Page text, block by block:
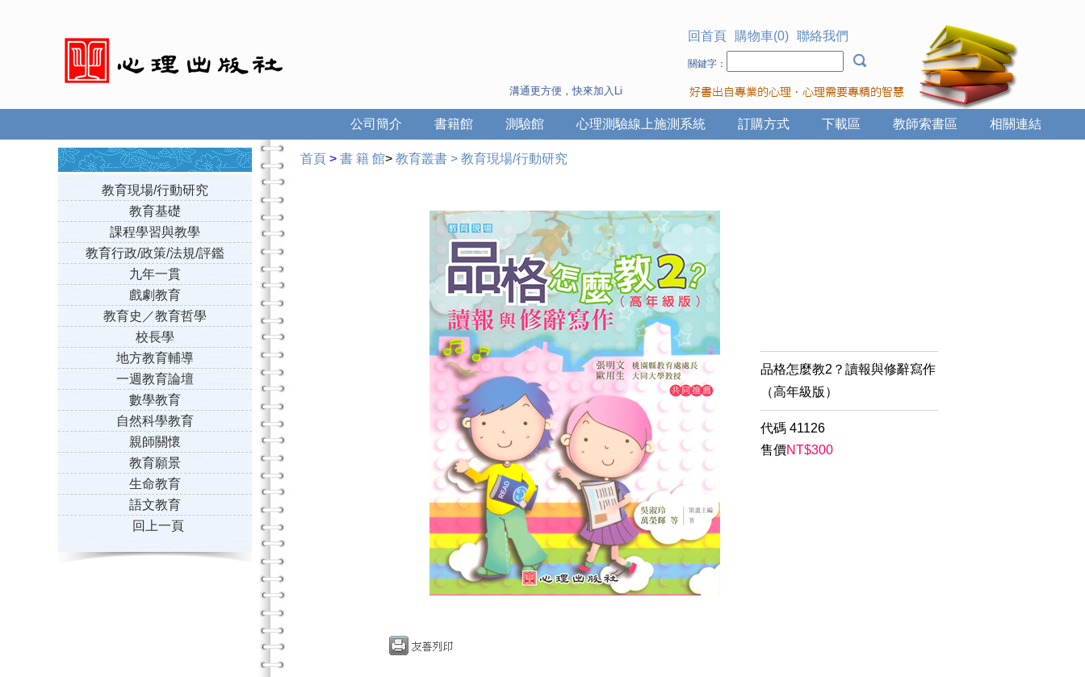
溝通更方便，快來加入Line 與 Wechat ~
回首頁 購物車(0) 聯絡我們
關鍵字：
相關連結
教師索書區
下載區
訂購方式
心理測驗線上施測系統
測驗館
書籍館
公司簡介
教育現場/行動研究
教育基礎
課程學習與教學
教育行政/政策/法規/評鑑
九年一貫
戲劇教育
教育史／教育哲學
校長學
地方教育輔導
一週教育論壇
數學教育
自然科學教育
親師關懷
教育願景
生命教育
語文教育
回上一頁
首頁 > 書 籍 館> 教育叢書 > 教育現場/行動研究
品格怎麼教2？讀報與修辭寫作
（高年級版）
代碼 41126
售價NT$300